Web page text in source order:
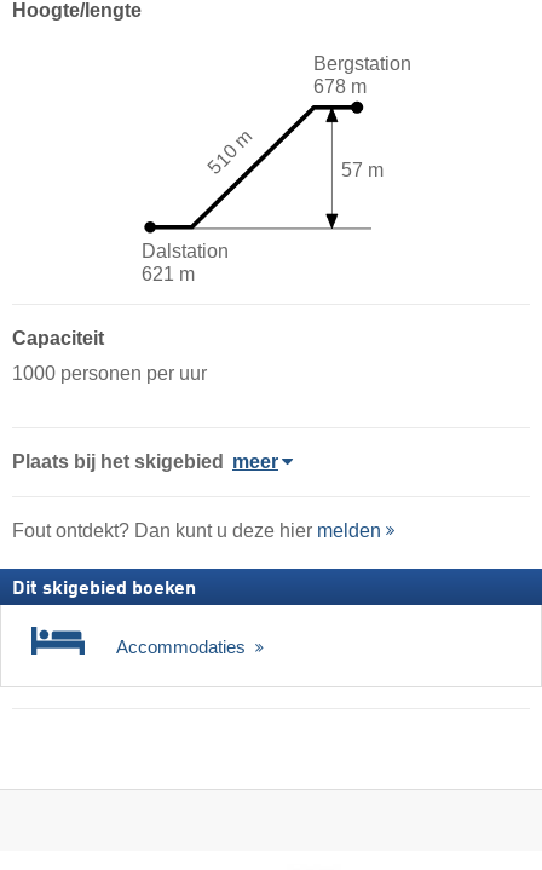
Hoogte/lengte
Dalstation
621 m
Bergstation
678 m
57 m
510 m
Capaciteit
1000 personen per uur
Plaats bij het skigebied meer
Fout ontdekt? Dan kunt u deze hier melden
Dit skigebied boeken
Accommodaties